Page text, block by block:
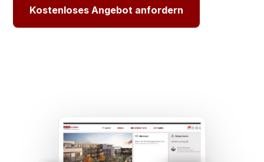
Kostenloses Angebot anfordern